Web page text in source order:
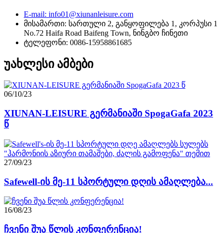
E-mail: info01@xiunanleisure.com
მისამართი: სართული 2, განყოფილება 1, კორპუსი 1
No.72 Haifa Road Baifeng Town, ნინგბო ჩინეთი
ტელეფონი: 0086-15958861685
უახლესი ამბები
06/10/23
XIUNAN-LEISURE გერმანიაში SpogaGafa 2023
წ
27/09/23
Safewell-ის მე-11 სპორტული დღის ამაღლება...
16/08/23
ჩვენი შუა წლის კონფერენცია!